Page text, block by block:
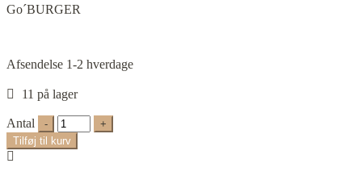
Go´BURGER
Afsendelse 1-2 hverdage
11 på lager
Antal
Tilføj til kurv